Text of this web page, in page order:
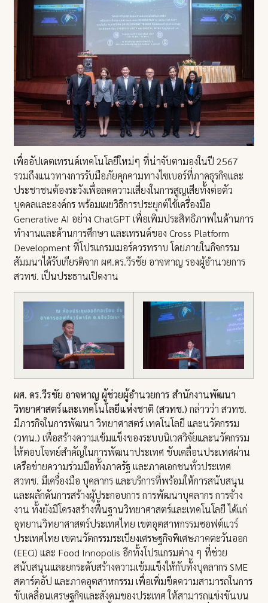
เพื่ออัปเดตเทรนด์เทคโนโลยีใหม่ๆ ที่น่าจับตามองในปี 2567
รวมถึงแนวทางการรับมือภัยคุกคามทางไซเบอร์ที่ภาคธุรกิจและ
ประชาชนต้องระวังเพื่อลดความเสี่ยงในการสูญเสียทั้งต่อตัว
บุคคลและองค์กร พร้อมเผยวิธีการประยุกต์ใช้เครื่องมือ
Generative AI อย่าง ChatGPT เพื่อเพิมประสิทธิภาพในด้านการ
ทำงานและด้านการศึกษา และเทรนด์ของ Cross Platform
Development ที่โปรแกรมเมอร์ควรทราบ โดยภายในกิจกรรม
สัมมนาได้รับเกียรติจาก ผศ.ดร.วีรชัย อาจหาญ รองผู้อำนวยการ
สวทช. เป็นประธานเปิดงาน
ผศ. ดร.วีรชัย อาจหาญ ผู้ช่วยผู้อำนวยการ สำนักงานพัฒนา
วิทยาศาสตร์และเทคโนโลยีแห่งชาติ (สวทช.) กล่าวว่า สวทช.
มีภารกิจในการพัฒนา วิทยาศาสตร์ เทคโนโลยี และนวัตกรรม
(วทน.) เพื่อสร้างความเข้มแข็งของระบบนิเวศวิจัยและนวัตกรรม
ให้ตอบโจทย์สำคัญในการพัฒนาประเทศ ขับเคลื่อนประเทศผ่าน
เครือข่ายความร่วมมือทั้งภาครัฐ และภาคเอกชนทั่วประเทศ
สวทช. มีเครื่องมือ บุคลากร และบริการที่พร้อมให้การสนับสนุน
และผลักดันการสร้างผู้ประกอบการ การพัฒนาบุคลากร การจ้าง
งาน ทั้งยังมีโครงสร้างพื้นฐานวิทยาศาสตร์และเทคโนโลยี ได้แก่
อุทยานวิทยาศาสตร์ประเทศไทย เขตอุตสาหกรรมซอฟต์แวร์
ประเทศไทย เขตนวัตกรรมระเบียงเศรษฐกิจพิเศษภาคตะวันออก
(EECi) และ Food Innopolis อีกทั้งโปรแกรมต่าง ๆ ที่ช่วย
สนับสนุนและยกระดับสร้างความเข้มแข็งให้กับทั้งบุคลากร SME
สตาร์ตอัป และภาคอุตสาหกรรม เพื่อเพิ่มขีดความสามารถในการ
ขับเคลื่อนเศรษฐกิจและสังคมของประเทศ ให้สามารถแข่งขันบน